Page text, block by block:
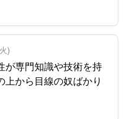
)
が専門知識や技術を持
上から目線の奴ばかり